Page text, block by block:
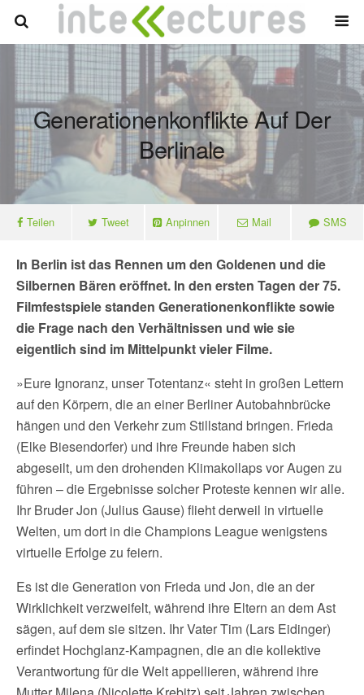
Generationenkonflikte Auf Der
Berlinale
Teilen Tweet Anpinnen Mail SMS
In Berlin ist das Rennen um den Goldenen und die
Silbernen Bären eröffnet. In den ersten Tagen der 75.
Filmfestspiele standen Generationenkonflikte sowie
die Frage nach den Verhältnissen und wie sie
eigentlich sind im Mittelpunkt vieler Filme.
»Eure Ignoranz, unser Totentanz« steht in großen Lettern
auf den Körpern, die an einer Berliner Autobahnbrücke
hängen und den Verkehr zum Stillstand bringen. Frieda
(Elke Biesendorfer) und ihre Freunde haben sich
abgeseilt, um den drohenden Klimakollaps vor Augen zu
führen – die Ergebnisse solcher Proteste kennen wir alle.
Ihr Bruder Jon (Julius Gause) flieht derweil in virtuelle
Welten, um dort in die Champions League wenigstens
virtuelle Erfolge zu feiern.
Es ist die Generation von Frieda und Jon, die an der
Wirklichkeit verzweifelt, während ihre Eltern an dem Ast
sägen, auf dem sie sitzen. Ihr Vater Tim (Lars Eidinger)
erfindet Hochglanz-Kampagnen, die an die kollektive
Verantwortung für die Welt appellieren, während ihre